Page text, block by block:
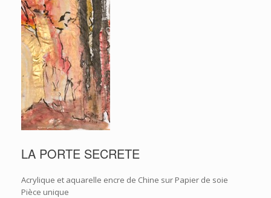
LA PORTE SECRETE
Acrylique et aquarelle encre de Chine sur Papier de soie
Pièce unique